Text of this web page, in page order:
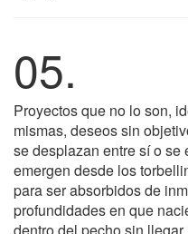
05.
Proyectos que no lo son,
mismas, deseos sin
se desplazan entre sí o se
emergen desde los
para ser absorbidos de
profundidades en que